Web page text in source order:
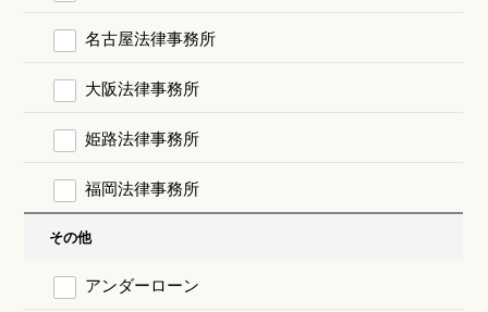
名古屋法律事務所
大阪法律事務所
姫路法律事務所
福岡法律事務所
その他
アンダーローン